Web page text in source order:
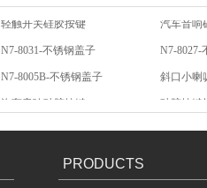
轻触开关硅胶按键 汽车音响
PRODUCTS